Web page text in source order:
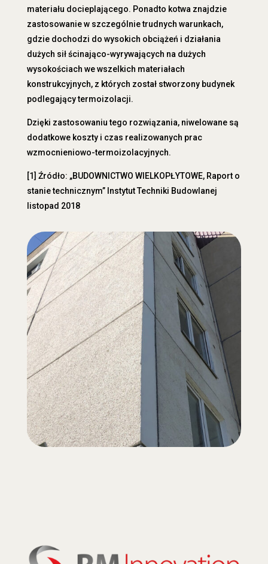
materiału docieplającego. Ponadto kotwa znajdzie
zastosowanie w szczególnie trudnych warunkach,
gdzie dochodzi do wysokich obciążeń i działania
dużych sił ścinająco-wyrywających na dużych
wysokościach we wszelkich materiałach
konstrukcyjnych, z których został stworzony budynek
podlegający termoizolacji.
Dzięki zastosowaniu tego rozwiązania, niwelowane są
dodatkowe koszty i czas realizowanych prac
wzmocnieniowo-termoizolacyjnych.
[1] Źródło: „BUDOWNICTWO WIELKOPŁYTOWE, Raport o
stanie technicznym” Instytut Techniki Budowlanej
listopad 2018